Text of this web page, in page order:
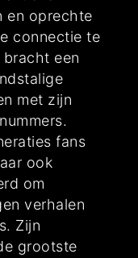
en oprechte
connectie te
een
met zijn
fans
ook
om
verhalen
Zijn
grootste